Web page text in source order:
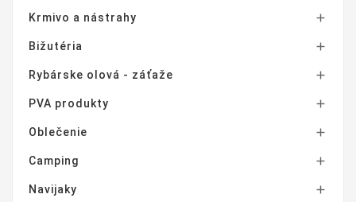
Krmivo a nástrahy 
Bižutéria 
Rybárske olová - záťaže 
PVA produkty 
Oblečenie 
Camping 
Navijaky 